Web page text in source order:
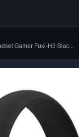
Gamer Fuxi-H3 Blac...